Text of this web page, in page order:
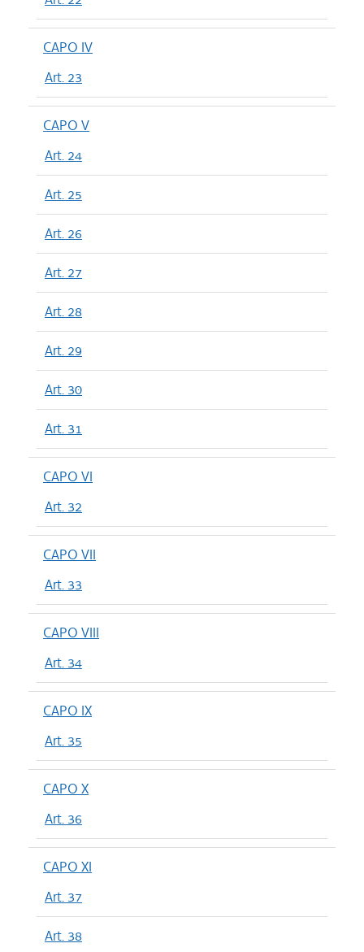
CAPO IV
Art. 23
CAPO V
Art. 24
Art. 25
Art. 26
Art. 27
Art. 28
Art. 29
Art. 30
Art. 31
CAPO VI
Art. 32
CAPO VII
Art. 33
CAPO VIII
Art. 34
CAPO IX
Art. 35
CAPO X
Art. 36
CAPO XI
Art. 37
Art. 38